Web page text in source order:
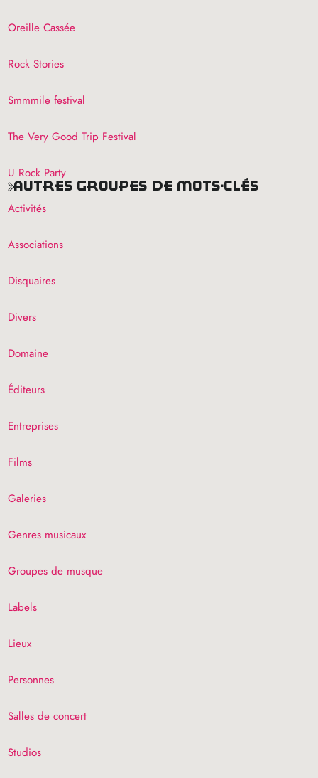
Oreille Cassée
Rock Stories
Smmmile festival
The Very Good Trip Festival
U Rock Party
autres groupes de mots-clés
Activités
Associations
Disquaires
Divers
Domaine
Éditeurs
Entreprises
Films
Galeries
Genres musicaux
Groupes de musque
Labels
Lieux
Personnes
Salles de concert
Studios